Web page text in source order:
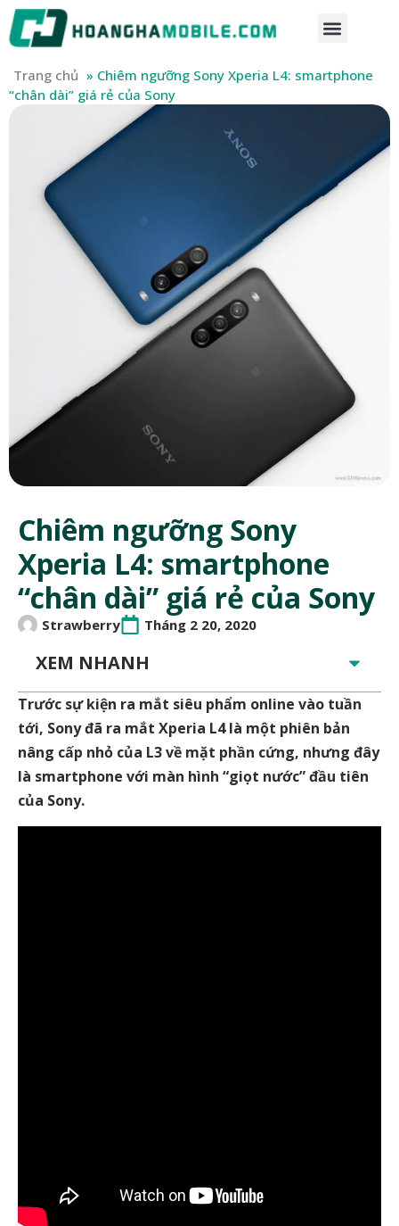
Trang chủ » Chiêm ngưỡng Sony Xperia L4: smartphone
“chân dài” giá rẻ của Sony
Chiêm ngưỡng Sony
Xperia L4: smartphone
“chân dài” giá rẻ của Sony
Strawberry Tháng 2 20, 2020
XEM NHANH
Trước sự kiện ra mắt siêu phẩm online vào tuần
tới, Sony đã ra mắt Xperia L4 là một phiên bản
nâng cấp nhỏ của L3 về mặt phần cứng, nhưng đây
là smartphone với màn hình “giọt nước” đầu tiên
của Sony.